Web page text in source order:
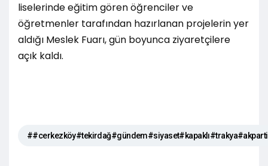
liselerinde eğitim gören öğrenciler ve
öğretmenler tarafından hazırlanan projelerin yer
aldığı Meslek Fuarı, gün boyunca ziyaretçilere
açık kaldı.